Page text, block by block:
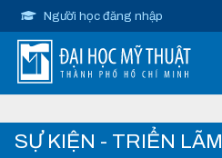
Người học đăng nhập
SỰ KIỆN - TRIỂN LÃM